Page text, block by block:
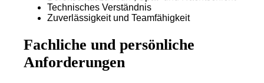
Technisches Verständnis
Zuverlässigkeit und Teamfähigkeit
Fachliche und persönliche
Anforderungen